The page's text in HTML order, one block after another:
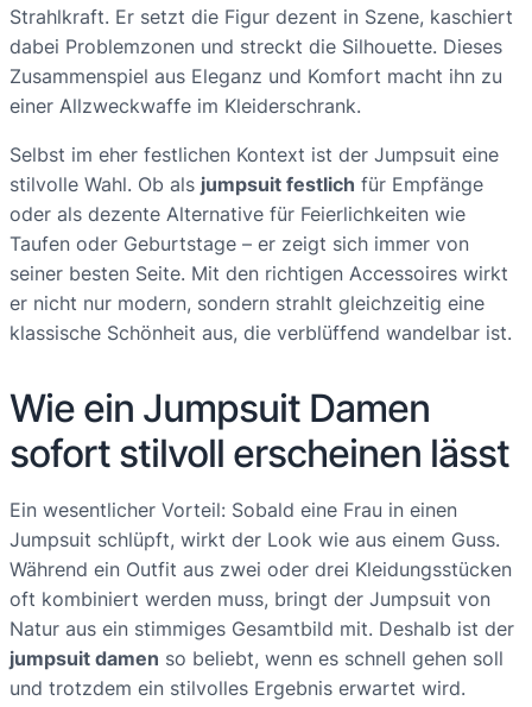
Strahlkraft. Er setzt die Figur dezent in Szene, kaschiert
dabei Problemzonen und streckt die Silhouette. Dieses
Zusammenspiel aus Eleganz und Komfort macht ihn zu
einer Allzweckwaffe im Kleiderschrank.
Selbst im eher festlichen Kontext ist der Jumpsuit eine
stilvolle Wahl. Ob als jumpsuit festlich für Empfänge
oder als dezente Alternative für Feierlichkeiten wie
Taufen oder Geburtstage – er zeigt sich immer von
seiner besten Seite. Mit den richtigen Accessoires wirkt
er nicht nur modern, sondern strahlt gleichzeitig eine
klassische Schönheit aus, die verblüffend wandelbar ist.
Wie ein Jumpsuit Damen
sofort stilvoll erscheinen lässt
Ein wesentlicher Vorteil: Sobald eine Frau in einen
Jumpsuit schlüpft, wirkt der Look wie aus einem Guss.
Während ein Outfit aus zwei oder drei Kleidungsstücken
oft kombiniert werden muss, bringt der Jumpsuit von
Natur aus ein stimmiges Gesamtbild mit. Deshalb ist der
jumpsuit damen so beliebt, wenn es schnell gehen soll
und trotzdem ein stilvolles Ergebnis erwartet wird.